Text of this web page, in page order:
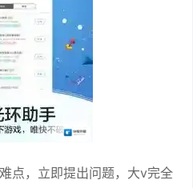
点，立即提出问题，大v完全